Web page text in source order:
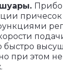
быстро
при этом не